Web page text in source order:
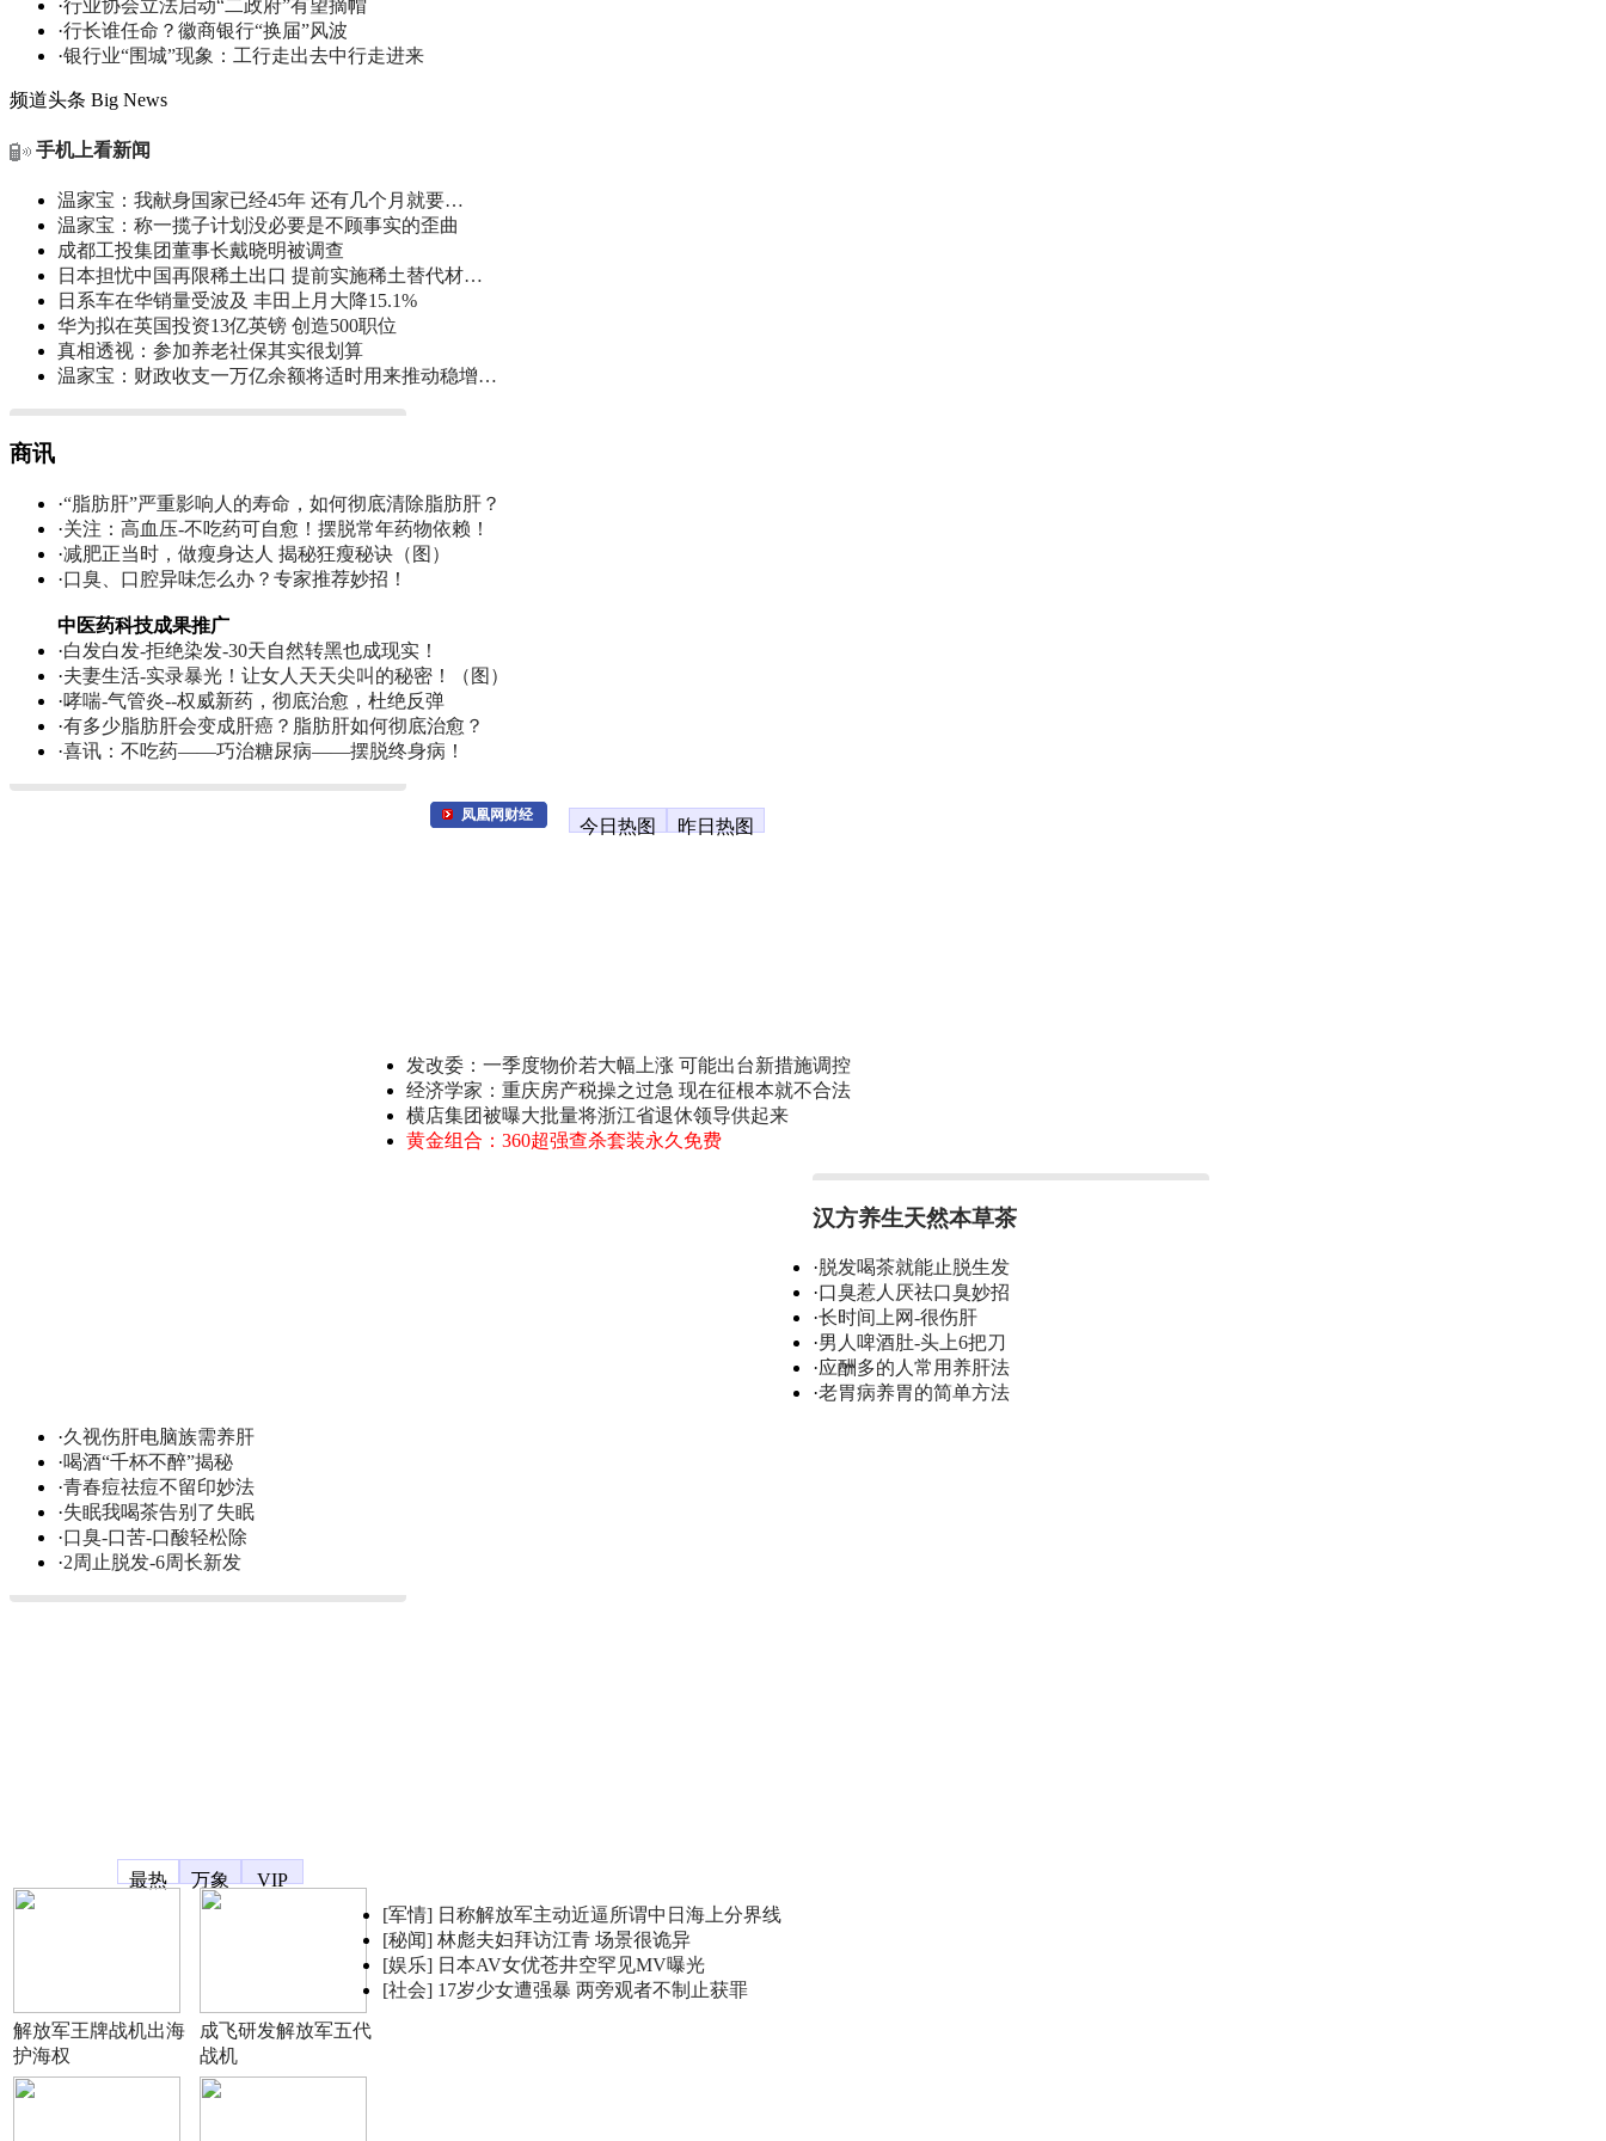
·行业协会立法启动“二政府”有望摘帽
·行长谁任命？徽商银行“换届”风波
·银行业“围城”现象：工行走出去中行走进来
频道头条 Big News
手机上看新闻
温家宝：我献身国家已经45年 还有几个月就要…
温家宝：称一揽子计划没必要是不顾事实的歪曲
成都工投集团董事长戴晓明被调查
日本担忧中国再限稀土出口 提前实施稀土替代材…
日系车在华销量受波及 丰田上月大降15.1%
华为拟在英国投资13亿英镑 创造500职位
真相透视：参加养老社保其实很划算
温家宝：财政收支一万亿余额将适时用来推动稳增…
商讯
·“脂肪肝”严重影响人的寿命，如何彻底清除脂肪肝？
·关注：高血压-不吃药可自愈！摆脱常年药物依赖！
·减肥正当时，做瘦身达人 揭秘狂瘦秘诀（图）
·口臭、口腔异味怎么办？专家推荐妙招！
中医药科技成果推广
·白发白发-拒绝染发-30天自然转黑也成现实！
·夫妻生活-实录暴光！让女人天天尖叫的秘密！（图）
·哮喘-气管炎--权威新药，彻底治愈，杜绝反弹
·有多少脂肪肝会变成肝癌？脂肪肝如何彻底治愈？
·喜讯：不吃药——巧治糖尿病——摆脱终身病！
凤凰网财经
今日热图 昨日热图
发改委：一季度物价若大幅上涨 可能出台新措施调控
经济学家：重庆房产税操之过急 现在征根本就不合法
横店集团被曝大批量将浙江省退休领导供起来
黄金组合：360超强查杀套装永久免费
汉方养生天然本草茶
·脱发喝茶就能止脱生发
·口臭惹人厌祛口臭妙招
·长时间上网-很伤肝
·男人啤酒肚-头上6把刀
·应酬多的人常用养肝法
·老胃病养胃的简单方法
·久视伤肝电脑族需养肝
·喝酒“千杯不醉”揭秘
·青春痘祛痘不留印妙法
·失眠我喝茶告别了失眠
·口臭-口苦-口酸轻松除
·2周止脱发-6周长新发
最热
万象 VIP
解放军王牌战机出海
护海权
成飞研发解放军五代
战机
[军情] 日称解放军主动近逼所谓中日海上分界线
[秘闻] 林彪夫妇拜访江青 场景很诡异
[娱乐] 日本AV女优苍井空罕见MV曝光
[社会] 17岁少女遭强暴 两旁观者不制止获罪